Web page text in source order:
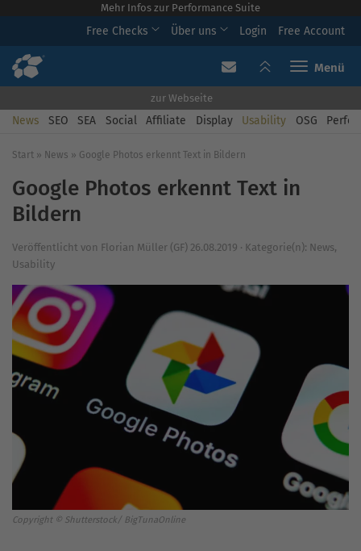
Mehr Infos zur Performance Suite
Free Checks Über uns Login Free Account
Toggle
zur Webseite
News SEO SEA Social Affiliate Display Usability OSG
Start » News » Google Photos erkennt Text in Bildern
Google Photos erkennt Text in
Bildern
Veröffentlicht von Florian Müller (GF) 26.08.2019 · Kategorie(n): News,
Usability
Copyright © Shutterstock/ BigTunaOnline